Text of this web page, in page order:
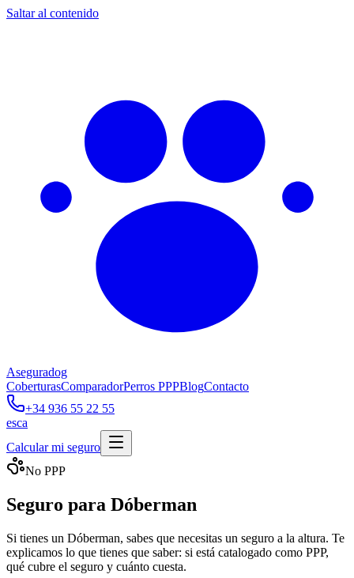
Saltar al contenido
Aseguradog
CoberturasComparadorPerros PPPBlogContacto
+34 936 55 22 55
esca
Calcular mi seguro
No PPP
Seguro para Dóberman
Si tienes un Dóberman, sabes que necesitas un seguro a la altura. Te
explicamos lo que tienes que saber: si está catalogado como PPP,
qué cubre el seguro y cuánto cuesta.